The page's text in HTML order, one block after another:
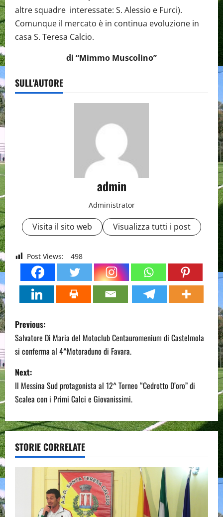
altre squadre interessate: S. Alessio e Furci).
Comunque il mercato è in continua evoluzione in
casa S. Teresa Calcio.
di “Mimmo Muscolino”
SULL'AUTORE
admin
Administrator
Visita il sito web Visualizza tutti i post
Post Views: 498
P
o
s
t
n
a
v
i
Previous:
Salvatore Di Maria del Motoclub Centauromenium di Castelmola
si conferma al 4^Motoraduno di Favara.
Next:
Il Messina Sud protagonista al 12^ Torneo “Cedrotto D’oro” di
Scalea con i Primi Calci e Giovanissimi.
STORIE CORRELATE